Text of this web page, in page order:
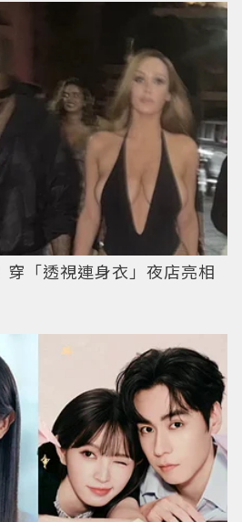
穿「透視連身衣」夜店亮相